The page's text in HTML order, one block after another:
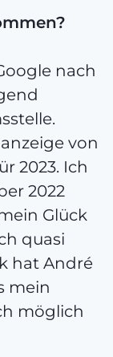
nach
von
2023. Ich
2022
Glück
quasi
hat André
mein
möglich